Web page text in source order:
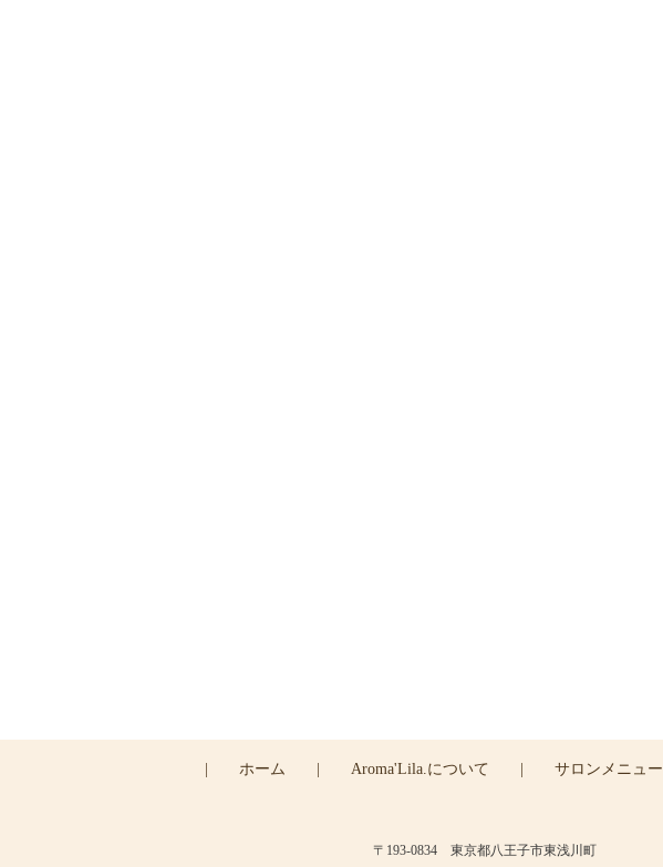
ホーム Aroma'Lila.について サロンメニュー
〒193-0834 東京都八王子市東浅川町